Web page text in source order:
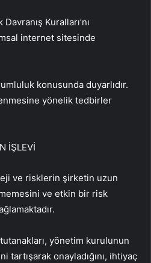
Kuralları’nı
internet sitesinde
konusunda duyarlıdır.
yönelik tedbirler
İŞLEVİ
ve risklerin şirketin uzun
ve etkin bir risk
yönetim kurulunun
onayladığını, ihtiyaç